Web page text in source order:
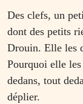
Des clefs, un
dont des petits
Drouin. Elle les
Pourquoi elle les
dedans, tout
déplier.